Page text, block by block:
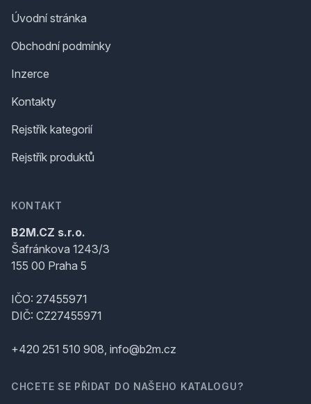
Úvodní stránka
Obchodní podmínky
Inzerce
Kontakty
Rejstřík kategorií
Rejstřík produktů
KONTAKT
B2M.CZ s.r.o.
Šafránkova 1243/3
155 00 Praha 5
IČO: 27455971
DIČ: CZ27455971
+420 251 510 908, info@b2m.cz
CHCETE SE PŘIDAT DO NAŠEHO KATALOGU?